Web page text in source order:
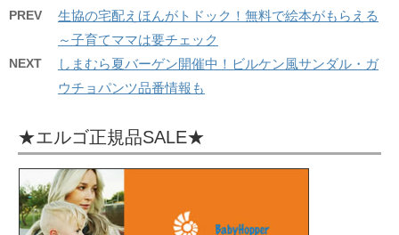
PREV
生協の宅配えほんがトドック！無料で絵本がもらえる
～子育てママは要チェック
NEXT
しまむら夏バーゲン開催中！ビルケン風サンダル・ガ
ウチョパンツ品番情報も
★エルゴ正規品SALE★